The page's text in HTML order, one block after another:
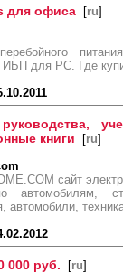
для офиса [ru]
ИБП для PC. Где
книги [ru]
сайт
автомобили,
000 руб. [ru]